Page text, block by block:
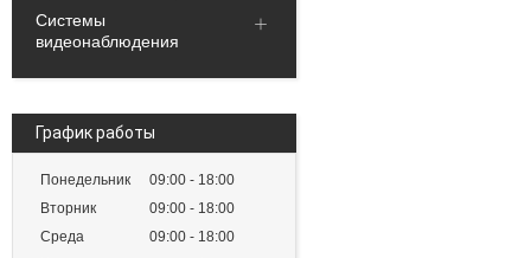
Системы
видеонаблюдения
График работы
Понедельник 09:00
18:00
Вторник
09:00
18:00
Среда
09:00
18:00